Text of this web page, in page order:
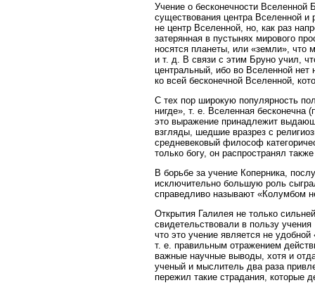
Учение о бесконечности
существования центра Вселенной
не центр Вселенной, но, как раз
затерянная в пустынях мирового
носятся планеты, или «земли», что
и т. д. В связи с этим Бруно учил,
центральный, ибо во Вселенной
ко всей бесконечной Вселенной,
С тех пор широкую популярность
нигде», т. е. Вселенная бесконечна
это выражение принадлежит
взгляды, шедшие вразрез с
средневековый философ
только богу, он распространял
В борьбе за учение Коперника,
исключительно большую роль
справедливо называют «Колумбом
Открытия Галилея не только
свидетельствовали в пользу
что это учение является не
т. е. правильным отражением
важные научные выводы, хотя и
ученый и мыслитель два раза
пережил такие страдания, которые